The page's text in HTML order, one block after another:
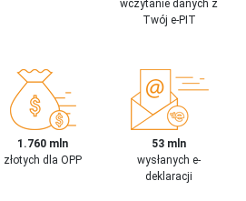
wczytanie danych z
Twój e-PIT
1.760 mln
złotych dla OPP
53 mln
wysłanych e-
deklaracji